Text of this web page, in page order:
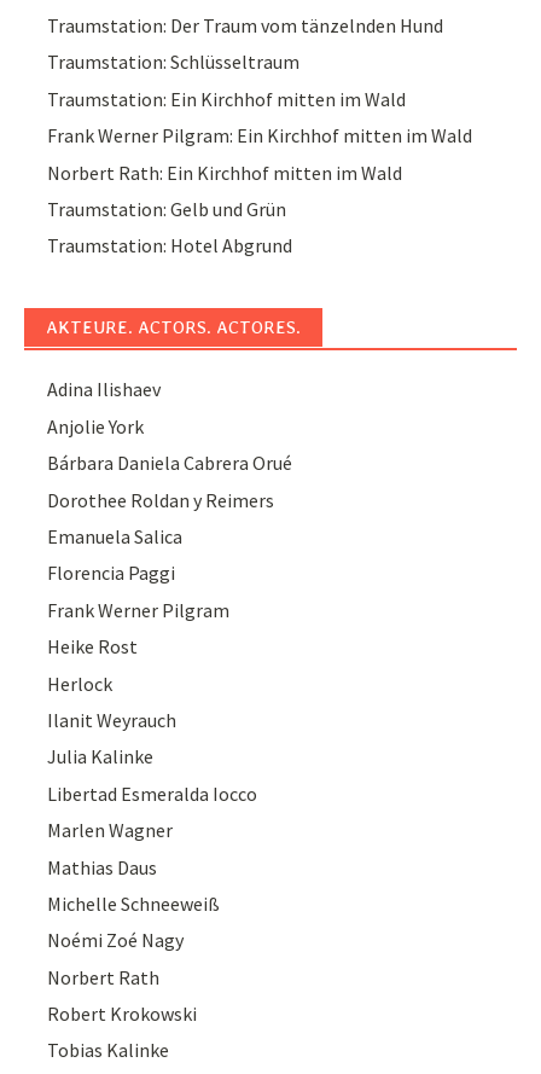
Traumstation: Der Traum vom tänzelnden Hund
Traumstation: Schlüsseltraum
Traumstation: Ein Kirchhof mitten im Wald
Frank Werner Pilgram: Ein Kirchhof mitten im Wald
Norbert Rath: Ein Kirchhof mitten im Wald
Traumstation: Gelb und Grün
Traumstation: Hotel Abgrund
AKTEURE. ACTORS. ACTORES.
Adina Ilishaev
Anjolie York
Bárbara Daniela Cabrera Orué
Dorothee Roldan y Reimers
Emanuela Salica
Florencia Paggi
Frank Werner Pilgram
Heike Rost
Herlock
Ilanit Weyrauch
Julia Kalinke
Libertad Esmeralda Iocco
Marlen Wagner
Mathias Daus
Michelle Schneeweiß
Noémi Zoé Nagy
Norbert Rath
Robert Krokowski
Tobias Kalinke